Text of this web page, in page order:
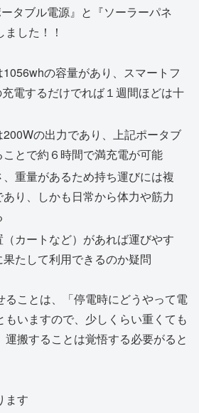
タブル電源』と『ソーラーパネ
した！！
の容量があり、スマートフ
電するだけでれば１週間ほどは十
の出力であり、上記ポータブ
とで約６時間で満充電が可能
重量があるため持ち運びには複
り、しかも日常から体力や筋力
カートなど）があれば運びやす
たして利用できるのか疑問
ることは、「停電時にどうやって電
いますので、少しくらい重くても
搬することは覚悟する必要がると
ます